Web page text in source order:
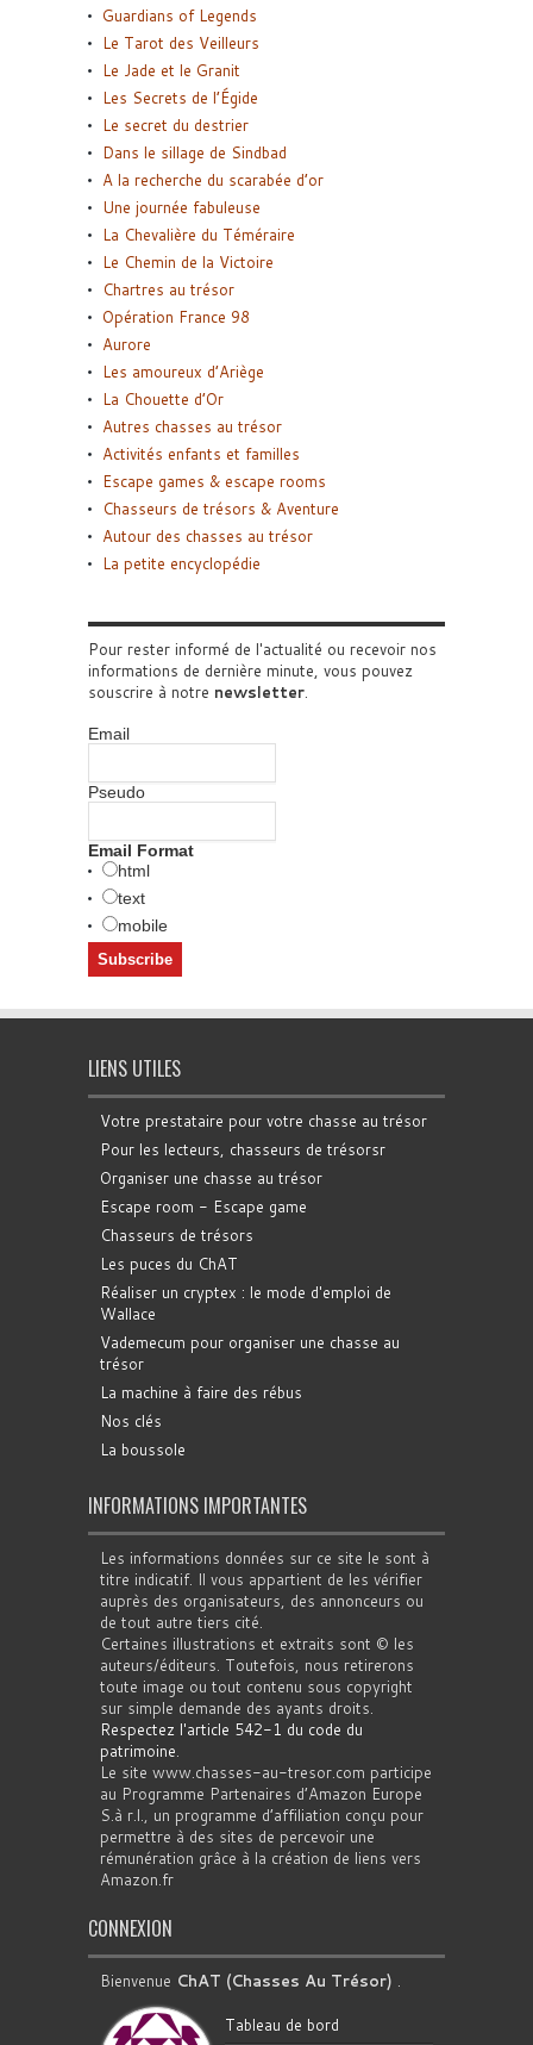
Guardians of Legends
Le Tarot des Veilleurs
Le Jade et le Granit
Les Secrets de l’Égide
Le secret du destrier
Dans le sillage de Sindbad
A la recherche du scarabée d’or
Une journée fabuleuse
La Chevalière du Téméraire
Le Chemin de la Victoire
Chartres au trésor
Opération France 98
Aurore
Les amoureux d’Ariège
La Chouette d’Or
Autres chasses au trésor
Activités enfants et familles
Escape games & escape rooms
Chasseurs de trésors & Aventure
Autour des chasses au trésor
La petite encyclopédie
Pour rester informé de l'actualité ou recevoir nos
informations de dernière minute, vous pouvez
souscrire à notre newsletter.
Email
Pseudo
Email Format
html
text
mobile
LIENS UTILES
Votre prestataire pour votre chasse au trésor
Pour les lecteurs, chasseurs de trésorsr
Organiser une chasse au trésor
Escape room - Escape game
Chasseurs de trésors
Les puces du ChAT
Réaliser un cryptex : le mode d'emploi de
Wallace
Vademecum pour organiser une chasse au
trésor
La machine à faire des rébus
Nos clés
La boussole
INFORMATIONS IMPORTANTES
Les informations données sur ce site le sont à
titre indicatif. Il vous appartient de les vérifier
auprès des organisateurs, des annonceurs ou
de tout autre tiers cité.
Certaines illustrations et extraits sont © les
auteurs/éditeurs. Toutefois, nous retirerons
toute image ou tout contenu sous copyright
sur simple demande des ayants droits.
Respectez l'article 542-1 du code du
patrimoine.
Le site www.chasses-au-tresor.com participe
au Programme Partenaires d’Amazon Europe
S.à r.l., un programme d’affiliation conçu pour
permettre à des sites de percevoir une
rémunération grâce à la création de liens vers
Amazon.fr
CONNEXION
Bienvenue ChAT (Chasses Au Trésor) .
Tableau de bord